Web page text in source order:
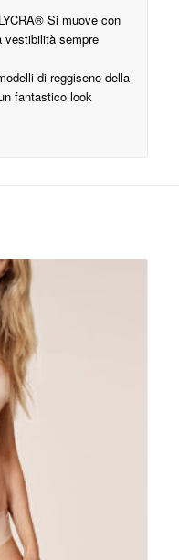
Si muove con
vestibilità sempre
di reggiseno della
fantastico look